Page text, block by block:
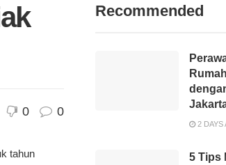
0 0
tahun
Recommended
2 DAYS
5 Tips